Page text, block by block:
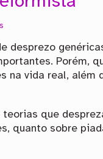
desprezo
Porém,
na vida real,
que
quanto sobre